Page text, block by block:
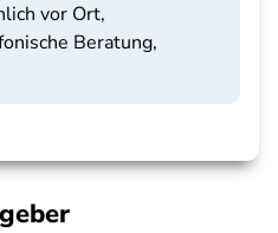
vor Ort,
Beratung,